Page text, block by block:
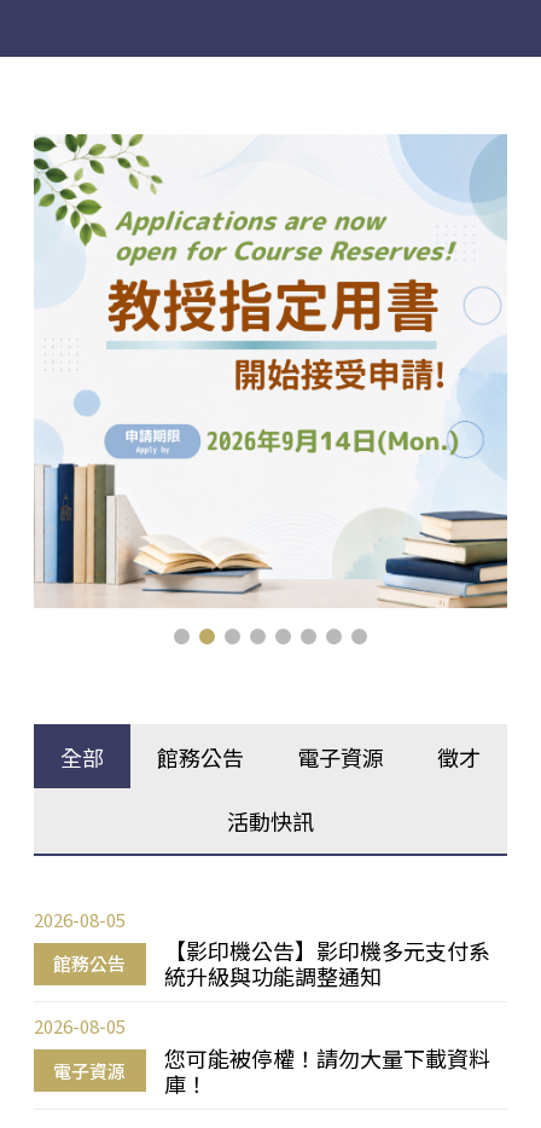
全部 館務公告 電子資源 徵才
活動快訊
館務公告
【影印機公告】影印機多元支付系
統升級與功能調整通知
2026-08-05
電子資源
您可能被停權！請勿大量下載資料
庫！
2026-08-05